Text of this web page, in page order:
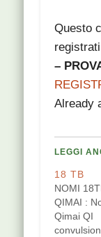
Questo
–
Already
LEGGI
18 TB
NOMI
QIMAI :
Qimai QI